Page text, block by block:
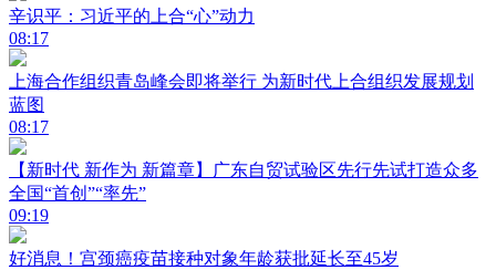
辛识平：习近平的上合“心”动力
08:17
上海合作组织青岛峰会即将举行 为新时代上合组织发展规划
蓝图
08:17
【新时代 新作为 新篇章】广东自贸试验区先行先试打造众多
全国“首创”“率先”
09:19
好消息！宫颈癌疫苗接种对象年龄获批延长至45岁